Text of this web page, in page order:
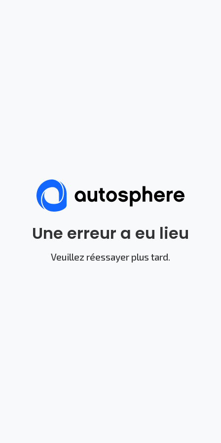
Une erreur a eu lieu
Veuillez réessayer plus tard.